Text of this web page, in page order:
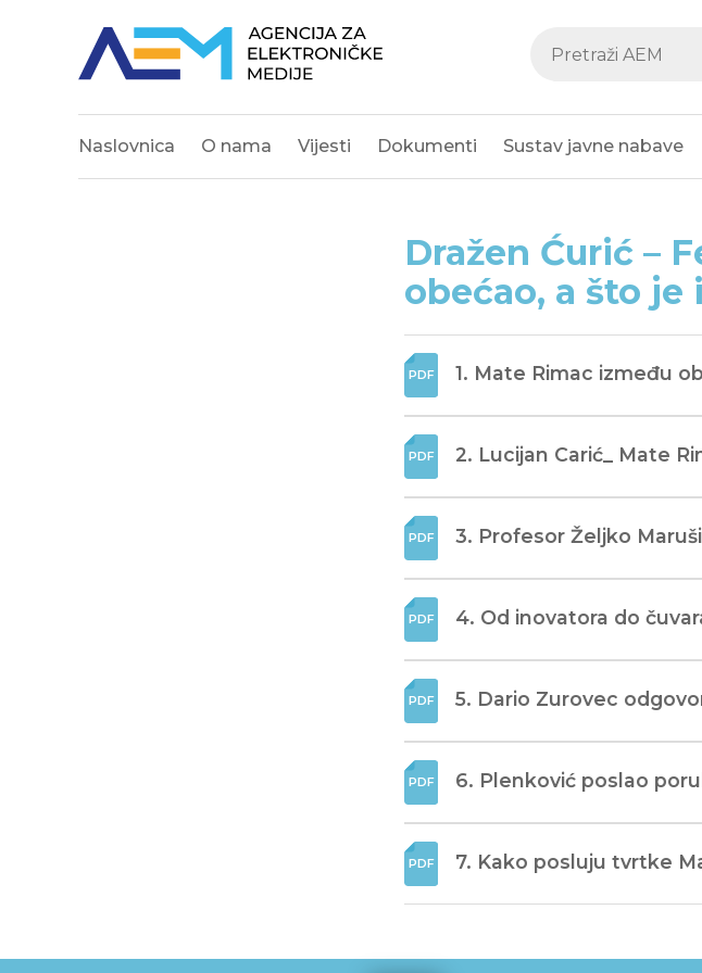
Naslovnica O nama Vijesti Dokumenti Sustav javne nabave
Dražen Ćurić –
obećao, a što je
1. Mate Rimac između
2. Lucijan Carić_ Mate
3. Profesor Željko
4. Od inovatora do
5. Dario Zurovec
6. Plenković poslao
7. Kako posluju tvrtke